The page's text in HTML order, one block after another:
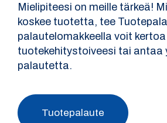
Mielipiteesi on meille tärkeä!
koskee tuotetta, tee
palautelomakkeella voit
tuotekehitystoiveesi tai antaa
palautetta.
Tuotepalaute